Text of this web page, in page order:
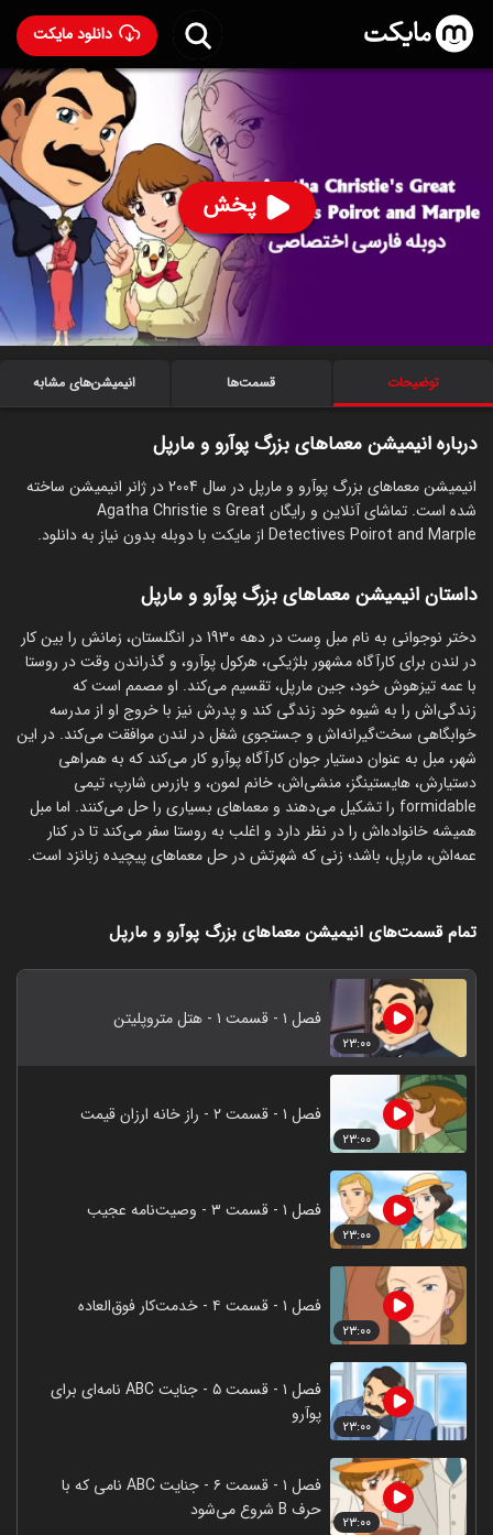
دانلود مایکت
پخش
انیمیشن معماهای بزرگ پوآرو و مارپل با دوبله فارسی-
Agatha Christie's Great Detectives Poirot and
۱۱۰ 93 % ۷.۹
جنایی
توضیحات قسمت‌ها انیمیشن‌های مشابه
درباره انیمیشن معماهای بزرگ پوآرو و مارپل
انیمیشن معماهای بزرگ پوآرو و مارپل در سال 2004 در ژانر انیمیشن ساخته
شده است. تماشای آنلاین و رایگان Agatha Christie s Great
Detectives Poirot and Marple از مایکت با دوبله بدون نیاز به دانلود.
داستان انیمیشن معماهای بزرگ پوآرو و مارپل
دختر نوجوانی به نام مبل وِست در دهه 1930 در انگلستان، زمانش را بین کار
در لندن برای کارآگاه مشهور بلژیکی، هرکول پوآرو، و گذراندن وقت در روستا
با عمه تیزهوش خود، جین مارپل، تقسیم می‌کند. او مصمم است که
زندگی‌اش را به شیوه خود زندگی کند و پدرش نیز با خروج او از مدرسه‌
خوابگاهی سخت‌گیرانه‌اش و جستجوی شغل در لندن موافقت می‌کند. در این
شهر، مبل به عنوان دستیار جوان کارآگاه پوآرو کار می‌کند که به همراهی
دستیارش، هایستینگز، منشی‌اش، خانم لمون، و بازرس شارپ، تیمی
formidable را تشکیل می‌دهند و معماهای بسیاری را حل می‌کنند. اما مبل
همیشه خانواده‌اش را در نظر دارد و اغلب به روستا سفر می‌کند تا در کنار
عمه‌اش، مارپل، باشد؛ زنی که شهرتش در حل معماهای پیچیده زبانزد است.
تمام قسمت‌های انیمیشن معماهای بزرگ پوآرو و مارپل
۲۳:۰۰
فصل ۱ - قسمت ۱ - هتل متروپلیتن
۲۳:۰۰
فصل ۱ - قسمت ۲ - راز خانه ارزان قیمت
۲۳:۰۰
فصل ۱ - قسمت ۳ - وصیت‌نامه عجیب
۲۳:۰۰
فصل ۱ - قسمت ۴ - خدمت‌کار فوق‌العاده
۲۳:۰۰
فصل ۱ - قسمت ۵ - جنایت ABC نامه‌ای برای
پوآرو
۲۳:۰۰
فصل ۱ - قسمت ۶ - جنایت ABC نامی که با
حرف B شروع می‌شود